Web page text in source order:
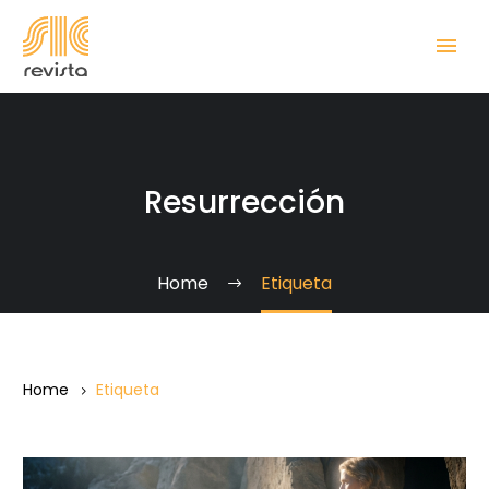
Resurrección
Home Etiqueta
Home Etiqueta
¡Cristo